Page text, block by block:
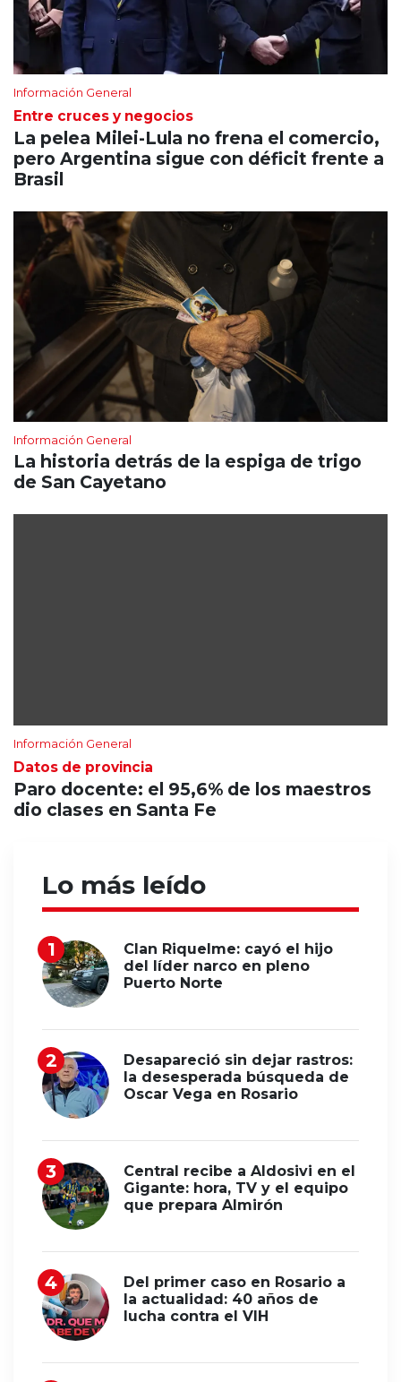
Información General
Entre cruces y negocios
La pelea Milei-Lula no frena el comercio,
pero Argentina sigue con déficit frente a
Brasil
Información General
La historia detrás de la espiga de trigo
de San Cayetano
Información General
Datos de provincia
Paro docente: el 95,6% de los maestros
dio clases en Santa Fe
Lo más leído
Clan Riquelme: cayó el hijo
del líder narco en pleno
Puerto Norte
Desapareció sin dejar rastros:
la desesperada búsqueda de
Oscar Vega en Rosario
Central recibe a Aldosivi en el
Gigante: hora, TV y el equipo
que prepara Almirón
Del primer caso en Rosario a
la actualidad: 40 años de
lucha contra el VIH